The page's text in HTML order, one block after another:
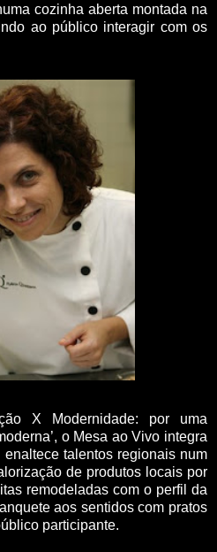
cozinha aberta montada na
ao público interagir com os
X Modernidade: por uma
o Mesa ao Vivo integra
talentos regionais num
de produtos locais por
remodeladas com o perfil da
aos sentidos com pratos
participante.